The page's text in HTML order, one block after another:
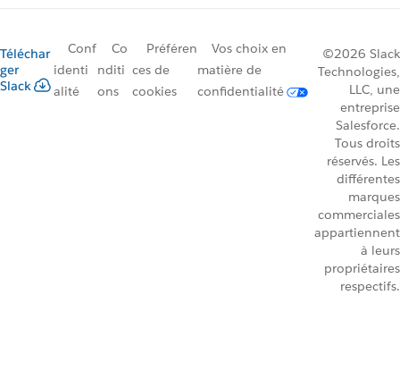
Téléchar
ger
Slack
Conf
identi
alité
Co
nditi
ons
Préféren
ces de
cookies
Vos choix en
matière de
confidentialité
©2026 Slack
Technologies,
LLC, une
entreprise
Salesforce.
Tous droits
réservés. Les
différentes
marques
commerciales
appartiennent
à leurs
propriétaires
respectifs.